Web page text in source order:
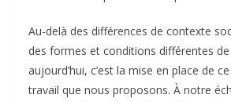
Au-delà des différences de contexte
des formes et conditions différentes
aujourd’hui, c’est la mise en place de
travail que nous proposons. À notre